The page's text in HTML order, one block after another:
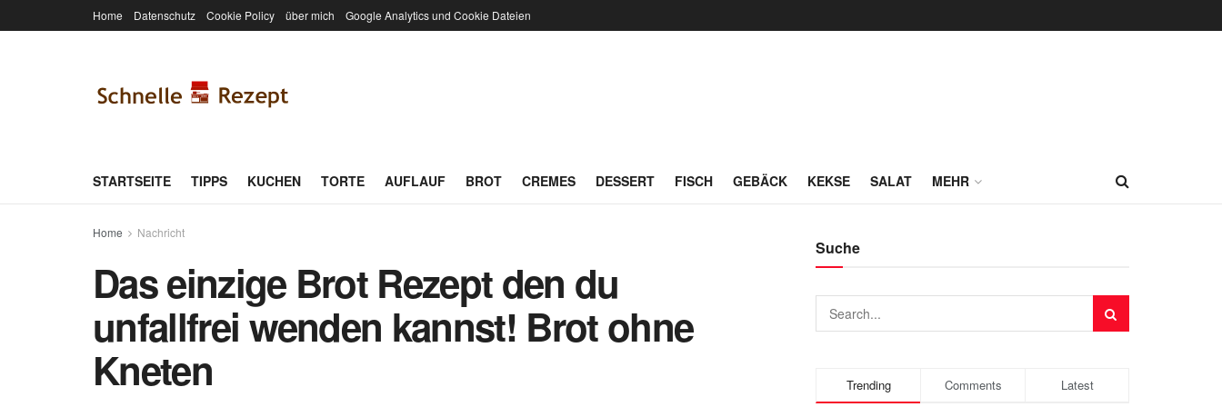
Home Datenschutz Cookie Policy über mich Google Analytics und Cookie Dateien
STARTSEITE TIPPS KUCHEN TORTE AUFLAUF BROT CREMES DESSERT FISCH GEBÄCK KEKSE SALAT MEHR
Home Nachricht
Das einzige Brot Rezept den du
unfallfrei wenden kannst! Brot ohne
Kneten
Suche
Trending Comments Latest